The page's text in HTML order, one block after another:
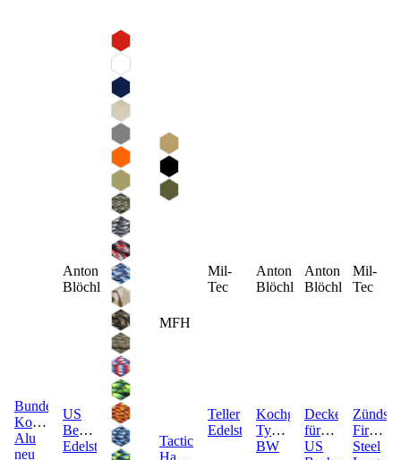
Bundeswehr
Kochgeschirr
Alu
neu
Anton
Blöchl
US
Becher
Edelstahl
MFH
Tactical
Mil-
Tec
Teller
Edelstahl
Anton
Blöchl
Kochgeschirr
Typ
BW
Anton
Blöchl
Deckel
für
US
Mil-
Tec
Fire
Steel